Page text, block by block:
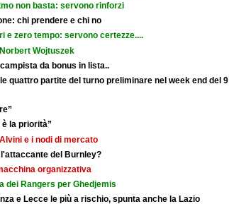
non basta: servono rinforzi
chi prendere e chi no
e zero tempo: servono certezze....
Wojtuszek
da bonus in lista..
quattro partite del turno preliminare nel week end del 9
la priorità”
e i nodi di mercato
del Burnley?
organizzativa
dei Rangers per Ghedjemis
e Lecce le più a rischio, spunta anche la Lazio